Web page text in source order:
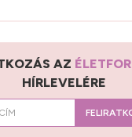
AZ
HÍRLEVELÉRE